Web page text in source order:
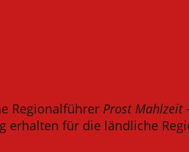
Regionalführer Prost Mahlzeit
erhalten für die ländliche